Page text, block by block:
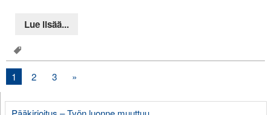
Lue lisää...
1 2 3 »